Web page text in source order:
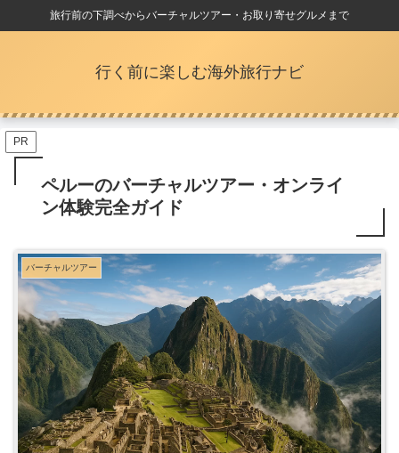
旅行前の下調べからバーチャルツアー・お取り寄せグルメまで
行く前に楽しむ海外旅行ナビ
PR
ペルーのバーチャルツアー・オンライ
ン体験完全ガイド
バーチャルツアー